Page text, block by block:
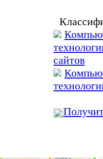
сайтов